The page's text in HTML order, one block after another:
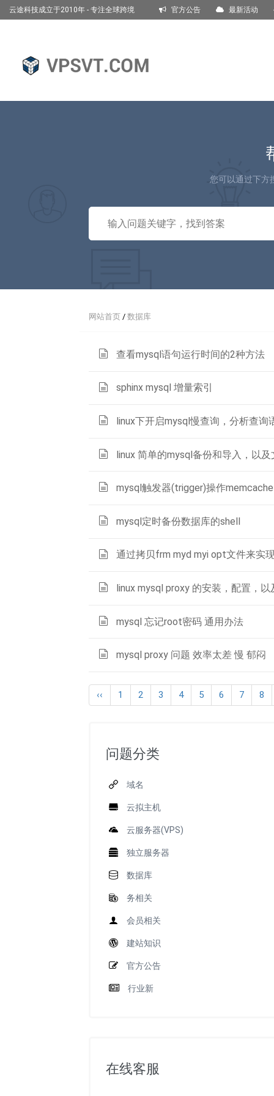
云途科技成立于2010年 - 专注全球跨境 官方公告 最新活动
您可以通过下方
网站首页 / 数据库
查看mysql语句运行时间的2种方法
sphinx mysql 增量索引
linux下开启mysql慢查询，分析查询
linux 简单的mysql备份和导入，以
mysql触发器(trigger)操作memcache
mysql定时备份数据库的shell
通过拷贝frm myd myi opt文件来实
linux mysql proxy 的安装，配置，以
mysql 忘记root密码 通用办法
mysql proxy 问题 效率太差 慢 郁闷
‹‹ 1 2 3 4 5 6 7 8
问题分类
域名
云拟主机
云服务器(VPS)
独立服务器
数据库
务相关
会员相关
建站知识
官方公告
行业新
在线客服